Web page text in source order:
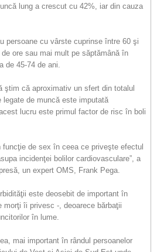
lung a crescut cu 42%, iar din cauza
persoane cu vârste cuprinse între 60 şi
ore sau mai mult pe săptămână în
de 45-74 de ani.
ştim că aproximativ un sfert din totalul
de muncă este imputată
lucru este primul factor de risc în boli
funcţie de sex în ceea ce priveşte efectul
incidenţei bolilor cardiovasculare”, a
un expert OMS, Frank Pega.
este deosebit de important în
morţi îi privesc -, deoarece bărbaţii
în lume.
mai important în rândul persoanelor